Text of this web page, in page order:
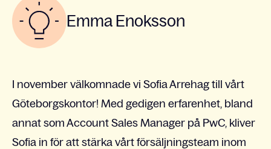
Emma Enoksson
I november välkomnade vi Sofia Arrehag till vårt
Göteborgskontor! Med gedigen erfarenhet, bland
annat som Account Sales Manager på PwC, kliver
Sofia in för att stärka vårt försäljningsteam inom